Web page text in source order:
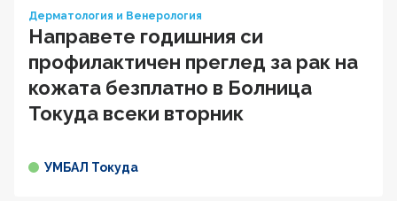
Дерматология и Венерология
Направете годишния си
профилактичен преглед за рак на
кожата безплатно в Болница
Токуда всеки вторник
УМБАЛ Токуда